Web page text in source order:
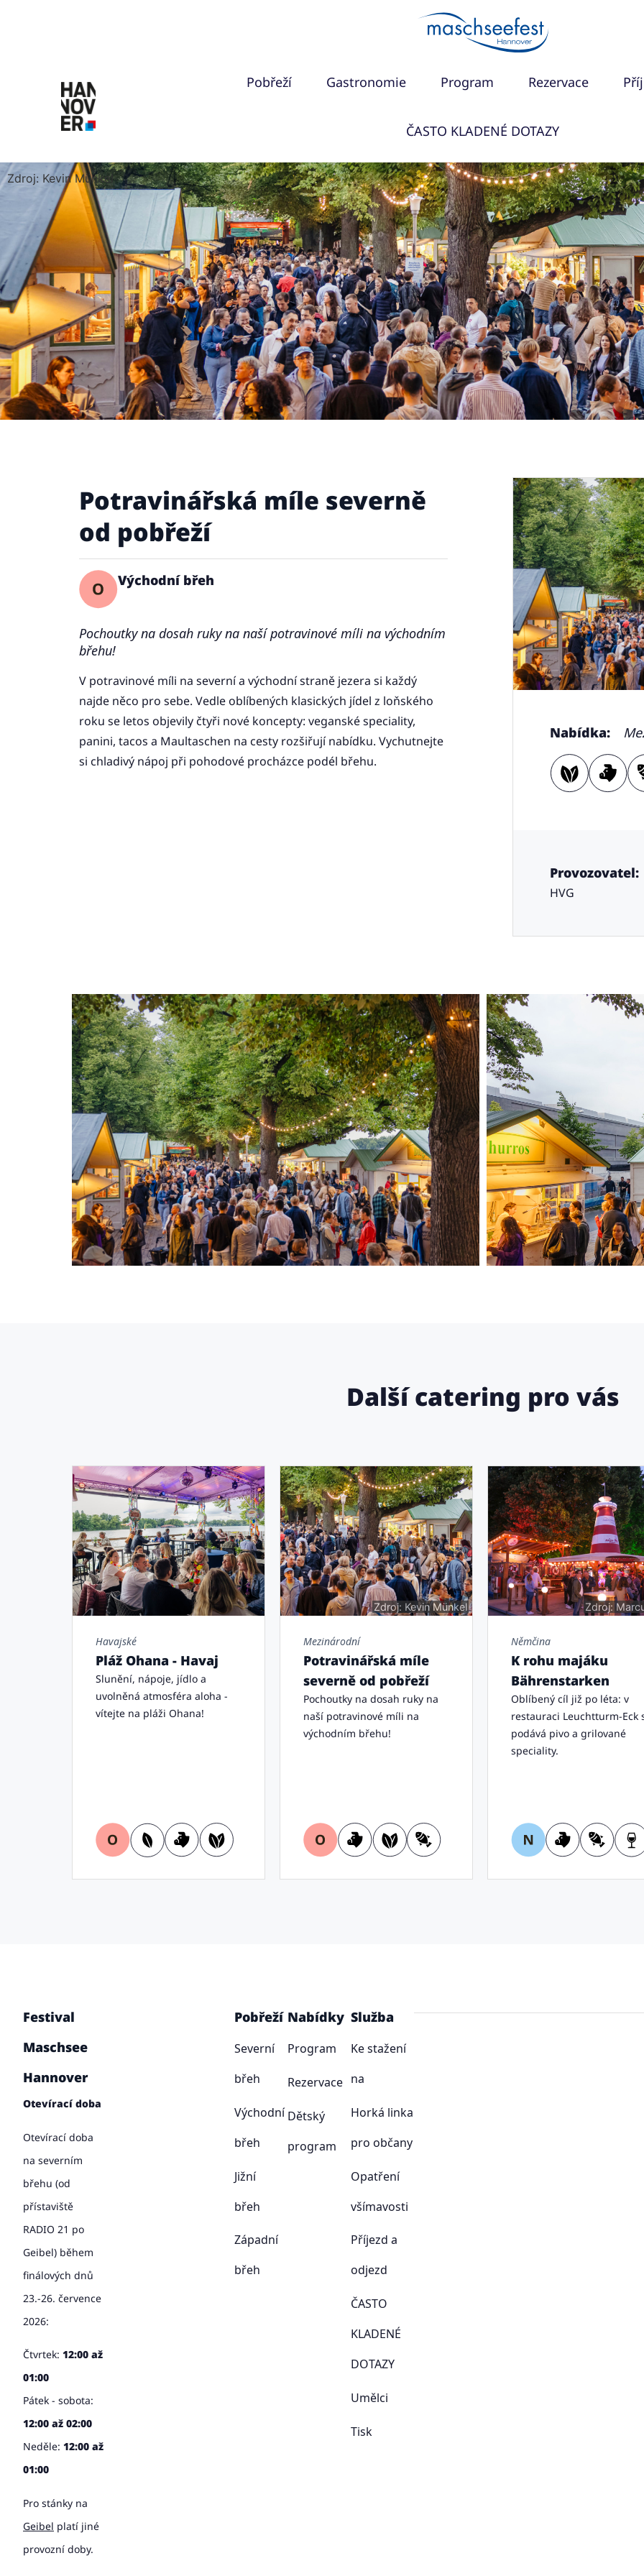
Pobřeží Gastronomie Program Rezervace
ČASTO KLADENÉ DOTAZY
Zdroj: Kevin Münkel
Potravinářská míle severně
od pobřeží
Východní břeh
Pochoutky na dosah ruky na naší potravinové míli na východním
břehu!
V potravinové míli na severní a východní straně jezera si každý
najde něco pro sebe. Vedle oblíbených klasických jídel z loňského
roku se letos objevily čtyři nové koncepty: veganské speciality,
panini, tacos a Maultaschen na cesty rozšiřují nabídku. Vychutnejte
si chladivý nápoj při pohodové procházce podél břehu.
Nabídka:
Provozovatel:
HVG
Další catering pro vás
Havajské
Pláž Ohana - Havaj
Slunění, nápoje, jídlo a
uvolněná atmosféra aloha -
vítejte na pláži Ohana!
Zdroj: Kevin Münkel
Mezinárodní
Potravinářská míle
severně od pobřeží
Pochoutky na dosah ruky na
naší potravinové míli na
východním břehu!
Zdroj:
Němčina
K rohu majáku
Bährenstarken
Oblíbený cíl již po léta: v
restauraci Leuchtturm-Eck
podává pivo a grilované
speciality.
Festival
Maschsee
Hannover
Otevírací doba
Otevírací doba
na severním
břehu (od
přístaviště
RADIO 21 po
Geibel) během
finálových dnů
23.-26. července
2026:
Čtvrtek: 12:00 až
01:00
Pátek - sobota:
12:00 až 02:00
Neděle: 12:00 až
01:00
Pro stánky na
Geibel platí jiné
provozní doby.
Pobřeží
Severní
břeh
Východní
břeh
Jižní
břeh
Západní
břeh
Nabídky
Program
Rezervace
Dětský
program
Služba
Ke stažení
na
Horká linka
pro občany
Opatření
všímavosti
Příjezd a
odjezd
ČASTO
KLADENÉ
DOTAZY
Umělci
Tisk